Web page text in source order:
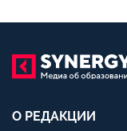
О РЕДАКЦИИ